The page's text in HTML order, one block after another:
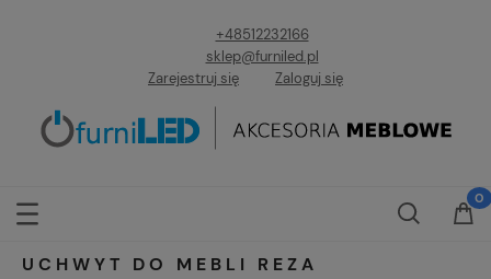
+48512232166
sklep@furniled.pl
Zarejestruj się
Zaloguj się
UCHWYT DO MEBLI REZA